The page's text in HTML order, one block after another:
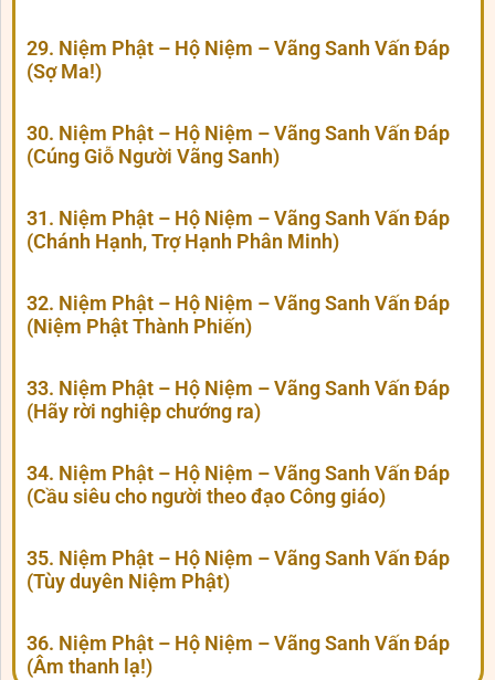
29. Niệm Phật – Hộ Niệm – Vãng Sanh Vấn Đáp
(Sợ Ma!)
30. Niệm Phật – Hộ Niệm – Vãng Sanh Vấn Đáp
(Cúng Giỗ Người Vãng Sanh)
31. Niệm Phật – Hộ Niệm – Vãng Sanh Vấn Đáp
(Chánh Hạnh, Trợ Hạnh Phân Minh)
32. Niệm Phật – Hộ Niệm – Vãng Sanh Vấn Đáp
(Niệm Phật Thành Phiến)
33. Niệm Phật – Hộ Niệm – Vãng Sanh Vấn Đáp
(Hãy rời nghiệp chướng ra)
34. Niệm Phật – Hộ Niệm – Vãng Sanh Vấn Đáp
(Cầu siêu cho người theo đạo Công giáo)
35. Niệm Phật – Hộ Niệm – Vãng Sanh Vấn Đáp
(Tùy duyên Niệm Phật)
36. Niệm Phật – Hộ Niệm – Vãng Sanh Vấn Đáp
(Âm thanh lạ!)